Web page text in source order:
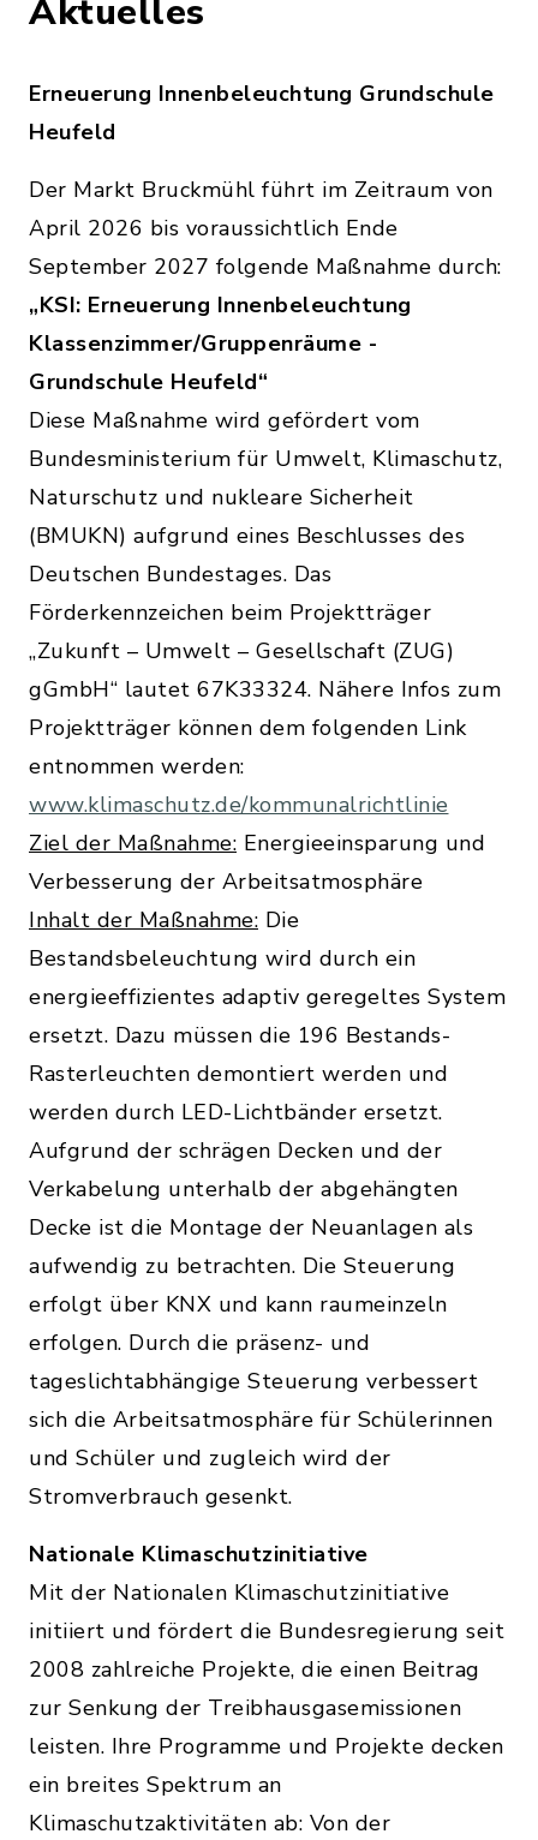
Aktuelles
Erneuerung Innenbeleuchtung Grundschule
Heufeld
Der Markt Bruckmühl führt im Zeitraum von
April 2026 bis voraussichtlich Ende
September 2027 folgende Maßnahme durch:
„KSI: Erneuerung Innenbeleuchtung
Klassenzimmer/Gruppenräume -
Grundschule Heufeld“
Diese Maßnahme wird gefördert vom
Bundesministerium für Umwelt, Klimaschutz,
Naturschutz und nukleare Sicherheit
(BMUKN) aufgrund eines Beschlusses des
Deutschen Bundestages. Das
Förderkennzeichen beim Projektträger
„Zukunft – Umwelt – Gesellschaft (ZUG)
gGmbH“ lautet 67K33324. Nähere Infos zum
Projektträger können dem folgenden Link
entnommen werden:
www.klimaschutz.de/kommunalrichtlinie
Ziel der Maßnahme: Energieeinsparung und
Verbesserung der Arbeitsatmosphäre
Inhalt der Maßnahme: Die
Bestandsbeleuchtung wird durch ein
energieeffizientes adaptiv geregeltes System
ersetzt. Dazu müssen die 196 Bestands-
Rasterleuchten demontiert werden und
werden durch LED-Lichtbänder ersetzt.
Aufgrund der schrägen Decken und der
Verkabelung unterhalb der abgehängten
Decke ist die Montage der Neuanlagen als
aufwendig zu betrachten. Die Steuerung
erfolgt über KNX und kann raumeinzeln
erfolgen. Durch die präsenz- und
tageslichtabhängige Steuerung verbessert
sich die Arbeitsatmosphäre für Schülerinnen
und Schüler und zugleich wird der
Stromverbrauch gesenkt.
Nationale Klimaschutzinitiative
Mit der Nationalen Klimaschutzinitiative
initiiert und fördert die Bundesregierung seit
2008 zahlreiche Projekte, die einen Beitrag
zur Senkung der Treibhausgasemissionen
leisten. Ihre Programme und Projekte decken
ein breites Spektrum an
Klimaschutzaktivitäten ab: Von der